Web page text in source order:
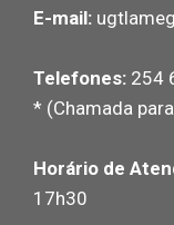
E-mail:
Telefones: 254
* (Chamada
Horário de
17h30